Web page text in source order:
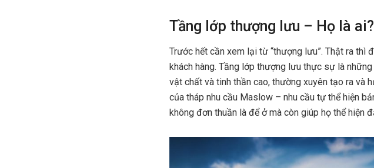
Tầng lớp thượng lưu – Họ là ai?
Trước hết cần xem lại từ “thượng lưu”. Thật ra
khách hàng. Tầng lớp thượng lưu thực sự là
vật chất và tinh thần cao, thường xuyên tạo ra và
của tháp nhu cầu Maslow – nhu cầu tự thể hiện
không đơn thuần là để ở mà còn giúp họ thể hiện